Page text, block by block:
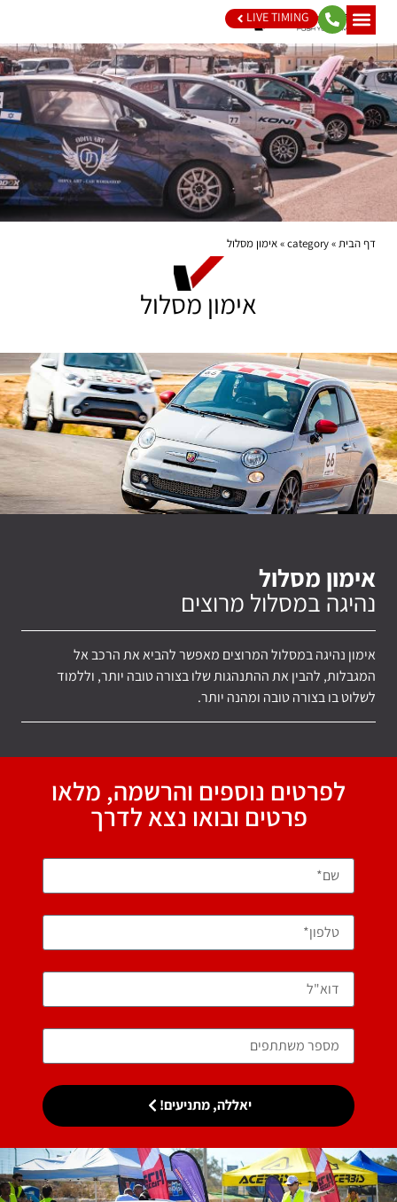
פתח
LIVE TIMING
דף הבית»
category
»אימון מסלול
אימון מסלול
אימון מסלול
נהיגה במסלול מרוצים
אימון נהיגה במסלול המרוצים מאפשר להביא את הרכב אל
המגבלות, להבין את ההתנהגות שלו בצורה טובה יותר, וללמוד
לשלוט בו בצורה טובה ומהנה יותר.
לפרטים נוספים והרשמה, מלאו
פרטים ובואו נצא לדרך
יאללה, מתניעים!